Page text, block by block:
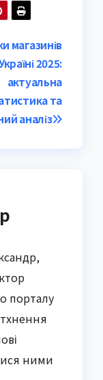
магазинів
2025:
актуальна
та
аналіз
порталу
ними